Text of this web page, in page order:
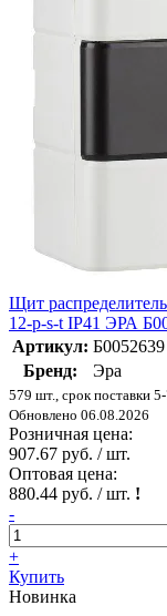
Щит
12-p-s-t IP41 ЭРА
Артикул: Б0052639
Бренд:
Эра
579 шт., срок поставки
Обновлено 06.08.2026
Розничная цена:
907.67 руб. / шт.
Оптовая цена:
880.44 руб. / шт. !
-
+
Купить
Новинка